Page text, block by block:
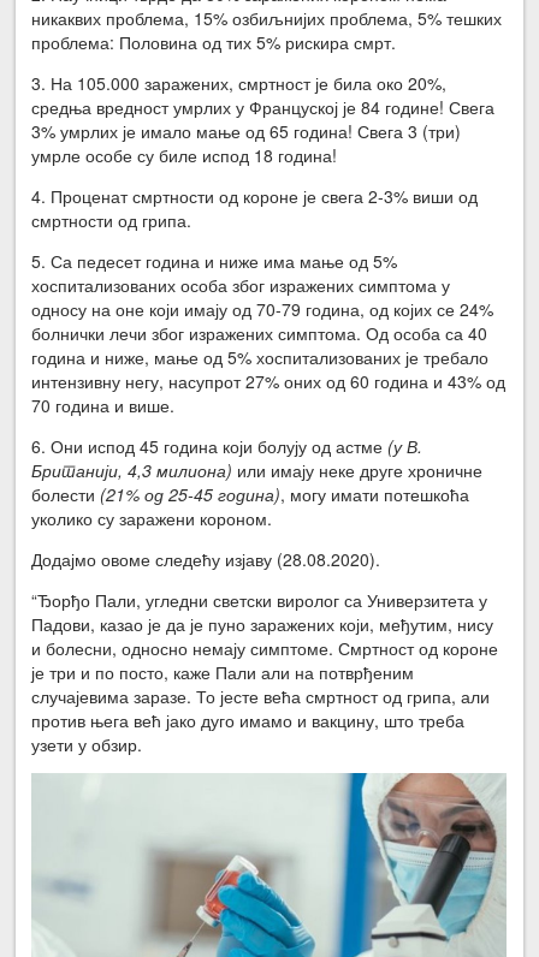
никаквих проблема, 15% озбиљнијих проблема, 5% тешких
проблема: Половина од тих 5% рискира смрт.
3. На 105.000 заражених, смртност је била око 20%,
средња вредност умрлих у Француској је 84 године! Свега
3% умрлих је имало мање од 65 година! Свега 3 (три)
умрле особе су биле испод 18 година!
4. Проценат смртности од короне је свега 2-3% виши од
смртности од грипа.
5. Са педесет година и ниже има мање од 5%
хоспитализованих особа због изражених симптома у
односу на оне који имају од 70-79 година, од којих се 24%
болнички лечи због изражених симптома. Од особа са 40
година и ниже, мање од 5% хоспитализованих је требало
интензивну негу, насупрот 27% оних од 60 година и 43% од
70 година и више.
6. Они испод 45 година који болују од астме (у В.
Британији, 4,3 милиона) или имају неке друге хроничне
болести (21% од 25-45 година), могу имати потешкоћа
уколико су заражени короном.
Додајмо овоме следећу изјаву (28.08.2020).
“Ђорђо Пали, угледни светски виролог са Универзитета у
Падови, казао је да је пуно заражених који, међутим, нису
и болесни, односно немају симптоме. Смртност од короне
је три и по посто, каже Пали али на потврђеним
случајевима заразе. То јесте већа смртност од грипа, али
против њега већ јако дуго имамо и вакцину, што треба
узети у обзир.